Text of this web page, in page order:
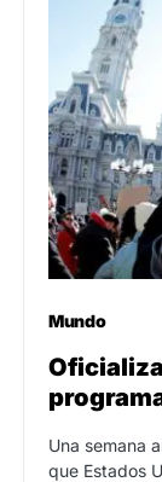
Mundo
Una semana
que Estados